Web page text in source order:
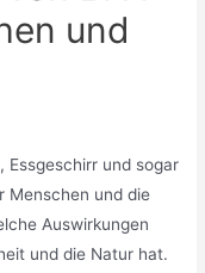
und
Essgeschirr und sogar
Menschen und die
Auswirkungen
und die Natur hat.